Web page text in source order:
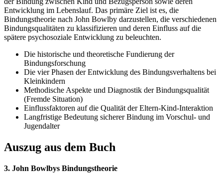
Entwicklung im Lebenslauf. Das primäre Ziel ist es, die
Bindungstheorie nach John Bowlby darzustellen, die verschiedenen
Bindungsqualitäten zu klassifizieren und deren Einfluss auf die
spätere psychosoziale Entwicklung zu beleuchten.
Die historische und theoretische Fundierung der
Bindungsforschung
Die vier Phasen der Entwicklung des Bindungsverhaltens bei
Kleinkindern
Methodische Aspekte und Diagnostik der Bindungsqualität
(Fremde Situation)
Einflussfaktoren auf die Qualität der Eltern-Kind-Interaktion
Langfristige Bedeutung sicherer Bindung im Vorschul- und
Jugendalter
Auszug aus dem Buch
3. John Bowlbys Bindungstheorie